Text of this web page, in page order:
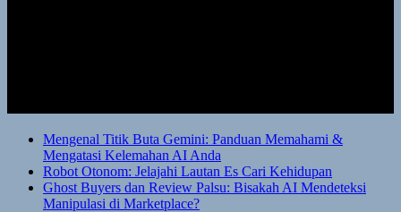
Mengenal Titik Buta Gemini: Panduan Memahami &
Mengatasi Kelemahan AI Anda
Robot Otonom: Jelajahi Lautan Es Cari Kehidupan
Ghost Buyers dan Review Palsu: Bisakah AI Mendeteksi
Manipulasi di Marketplace?